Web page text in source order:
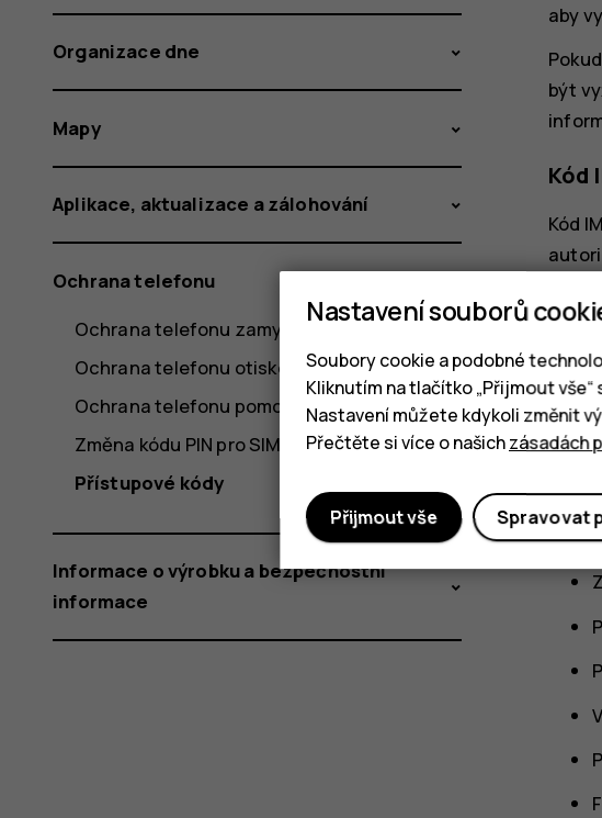
aby
být
Kód
Kód
Organizace dne
Mapy
Aplikace, aktualizace a zálohování
Ochrana telefonu
Ochrana telefonu zamykáním obrazovky
Ochrana telefonu otiskem prstu
Ochrana telefonu pomocí obličeje
Změna kódu PIN pro SIM kartu
Přístupové kódy
Informace o výrobku a bezpečnostní
informace
Nastavení souborů
Soubory cookie a podobné
Kliknutím na tlačítko „Přijmout
Nastavení můžete kdykoli změnit
Přečtěte si více o našichzásadách
Spravovat
Přijmout vše